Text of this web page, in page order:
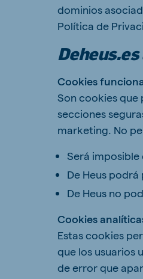
dominios
Política de
Cookies
Son cookies que
secciones
marketing. No
Será imposible
De Heus
De Heus no
Cookies
Estas cookies
que los usuarios
de error que
South Africa
Afrikaans
Egypt (Koudijs)
English
Brasil
Koudijs Export
English